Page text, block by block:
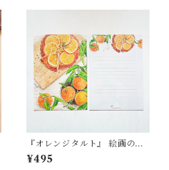
『オレンジタルト』 絵画のよ
うな 便箋（Ａ5）LS518
¥495